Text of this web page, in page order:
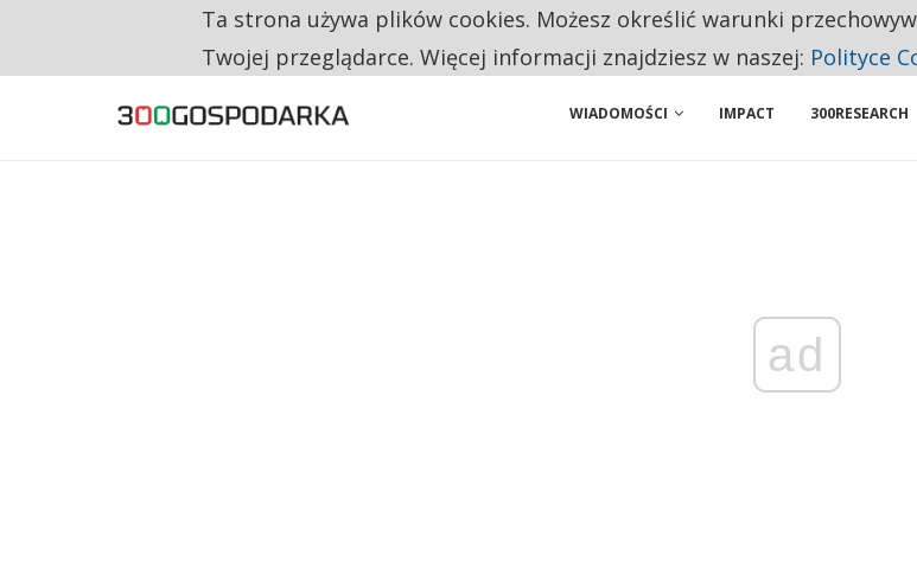
CO TRZECIĄ ZŁOTÓWKĘ Z EMERYTURY SENIORZY PRZEZNACZAJĄ NA PODSTAWOWE ZAKUPY
WIADOMOŚCI IMPACT 300RESEARCH
ad
Ta strona używa plików cookies. Możesz określić warunki
Twojej przeglądarce. Więcej informacji znajdziesz w naszej: Polityce